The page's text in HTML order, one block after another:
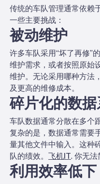
传统的车队管理通常依赖
一些主要挑战：
被动维护
许多车队采用“坏了再修”
维护需求，或者按照原始
维护。无论采用哪种方法
及更高的维修成本。
碎片化的数
车队数据通常分散在多个
复杂的是，数据通常需要
量其他文件中输入。这种
队的绩效。 飞机IT. 你无法
利用效率低下